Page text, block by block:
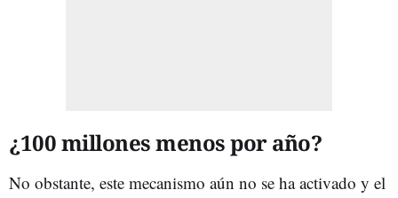
¿100 millones menos por año?
No obstante, este mecanismo aún no se ha activado y el